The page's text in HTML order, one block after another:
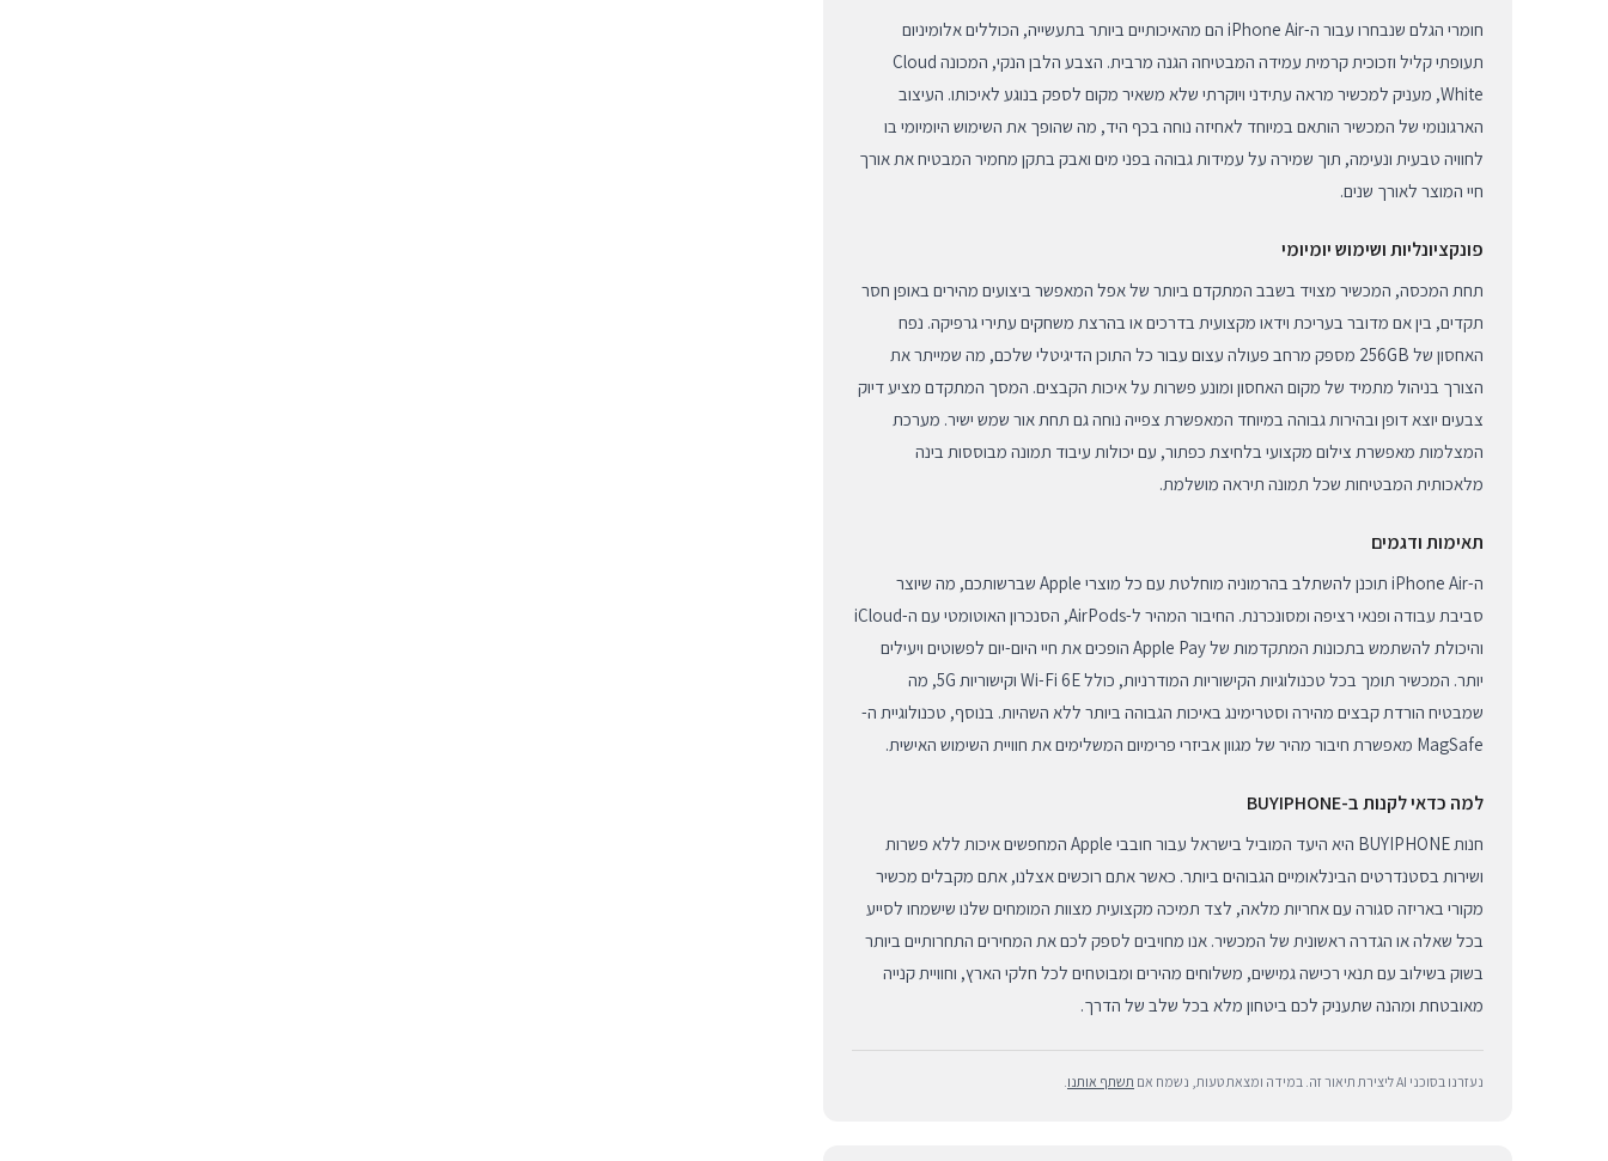
חומרי הגלם שנבחרו עבור ה-iPhone Air הם מהאיכותיים ביותר בתעשייה, הכוללים אלומיניום
תעופתי קליל וזכוכית קרמית עמידה המבטיחה הגנה מרבית. הצבע הלבן הנקי, המכונה Cloud
White, מעניק למכשיר מראה עתידני ויוקרתי שלא משאיר מקום לספק בנוגע לאיכותו. העיצוב
הארגונומי של המכשיר הותאם במיוחד לאחיזה נוחה בכף היד, מה שהופך את השימוש היומיומי בו
לחוויה טבעית ונעימה, תוך שמירה על עמידות גבוהה בפני מים ואבק בתקן מחמיר המבטיח את אורך
חיי המוצר לאורך שנים.
פונקציונליות ושימוש יומיומי
תחת המכסה, המכשיר מצויד בשבב המתקדם ביותר של אפל המאפשר ביצועים מהירים באופן חסר
תקדים, בין אם מדובר בעריכת וידאו מקצועית בדרכים או בהרצת משחקים עתירי גרפיקה. נפח
האחסון של 256GB מספק מרחב פעולה עצום עבור כל התוכן הדיגיטלי שלכם, מה שמייתר את
הצורך בניהול מתמיד של מקום האחסון ומונע פשרות על איכות הקבצים. המסך המתקדם מציע דיוק
צבעים יוצא דופן ובהירות גבוהה במיוחד המאפשרת צפייה נוחה גם תחת אור שמש ישיר. מערכת
המצלמות מאפשרת צילום מקצועי בלחיצת כפתור, עם יכולות עיבוד תמונה מבוססות בינה
מלאכותית המבטיחות שכל תמונה תיראה מושלמת.
תאימות ודגמים
ה-iPhone Air תוכנן להשתלב בהרמוניה מוחלטת עם כל מוצרי Apple שברשותכם, מה שיוצר
סביבת עבודה ופנאי רציפה ומסונכרנת. החיבור המהיר ל-AirPods, הסנכרון האוטומטי עם ה-iCloud
והיכולת להשתמש בתכונות המתקדמות של Apple Pay הופכים את חיי היום-יום לפשוטים ויעילים
יותר. המכשיר תומך בכל טכנולוגיות הקישוריות המודרניות, כולל Wi-Fi 6E וקישוריות 5G, מה
שמבטיח הורדת קבצים מהירה וסטרימינג באיכות הגבוהה ביותר ללא השהיות. בנוסף, טכנולוגיית ה-
MagSafe מאפשרת חיבור מהיר של מגוון אביזרי פרימיום המשלימים את חוויית השימוש האישית.
למה כדאי לקנות ב-BUYIPHONE
חנות BUYIPHONE היא היעד המוביל בישראל עבור חובבי Apple המחפשים איכות ללא פשרות
ושירות בסטנדרטים הבינלאומיים הגבוהים ביותר. כאשר אתם רוכשים אצלנו, אתם מקבלים מכשיר
מקורי באריזה סגורה עם אחריות מלאה, לצד תמיכה מקצועית מצוות המומחים שלנו שישמחו לסייע
בכל שאלה או הגדרה ראשונית של המכשיר. אנו מחויבים לספק לכם את המחירים התחרותיים ביותר
בשוק בשילוב עם תנאי רכישה גמישים, משלוחים מהירים ומבוטחים לכל חלקי הארץ, וחוויית קנייה
מאובטחת ומהנה שתעניק לכם ביטחון מלא בכל שלב של הדרך.
נעזרנו בסוכני AI ליצירת תיאור זה. במידה ומצאת טעות, נשמח אם תשתף אותנו.